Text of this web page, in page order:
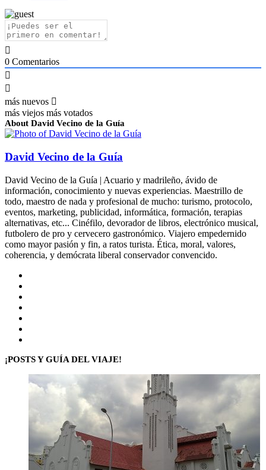
0 Comentarios
más nuevos
más viejos más votados
About David Vecino de la Guía
David Vecino de la Guía
David Vecino de la Guía | Acuario y madrileño, ávido de
información, conocimiento y nuevas experiencias. Maestrillo de
todo, maestro de nada y profesional de mucho: turismo, protocolo,
eventos, marketing, publicidad, informática, formación, terapias
alternativas, etc... Cinéfilo, devorador de libros, electrónico musical,
futbolero de pro y cervecero gastronómico. Viajero empedernido
como mayor pasión y fin, a ratos turista. Ética, moral, valores,
coherencia, y demócrata liberal conservador convencido.
¡POSTS Y GUÍA DEL VIAJE!